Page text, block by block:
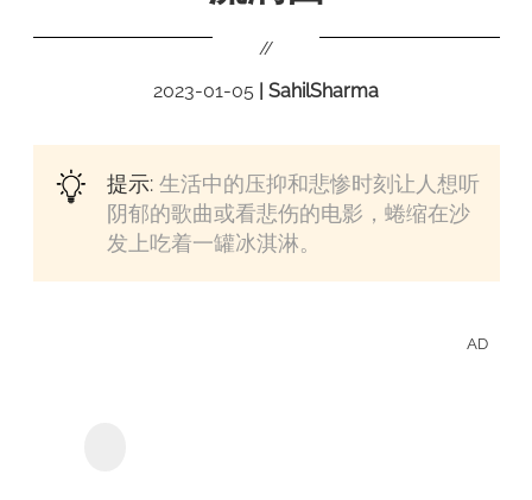
//
2023-01-05 | SahilSharma
提示:生活中的压抑和悲惨时刻让人想听
阴郁的歌曲或看悲伤的电影，蜷缩在沙
发上吃着一罐冰淇淋。
AD